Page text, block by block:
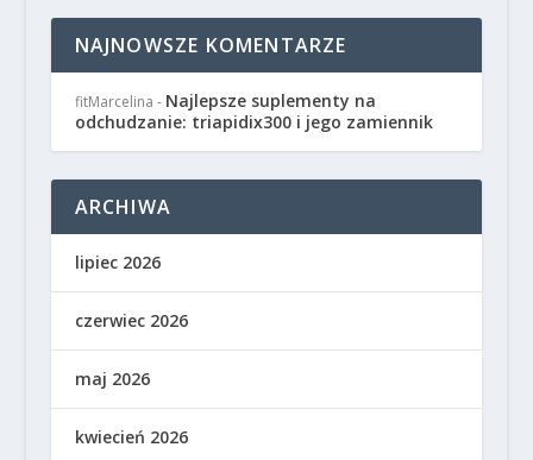
NAJNOWSZE KOMENTARZE
fitMarcelina - Najlepsze suplementy na
odchudzanie: triapidix300 i jego zamiennik
ARCHIWA
lipiec 2026
czerwiec 2026
maj 2026
kwiecień 2026